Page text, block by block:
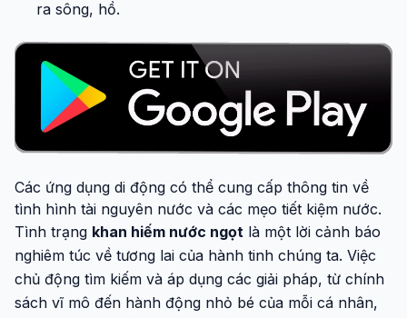
ra sông, hồ.
Các ứng dụng di động có thể cung cấp thông tin về
tình hình tài nguyên nước và các mẹo tiết kiệm nước.
Tình trạng khan hiếm nước ngọt là một lời cảnh báo
nghiêm túc về tương lai của hành tinh chúng ta. Việc
chủ động tìm kiếm và áp dụng các giải pháp, từ chính
sách vĩ mô đến hành động nhỏ bé của mỗi cá nhân,